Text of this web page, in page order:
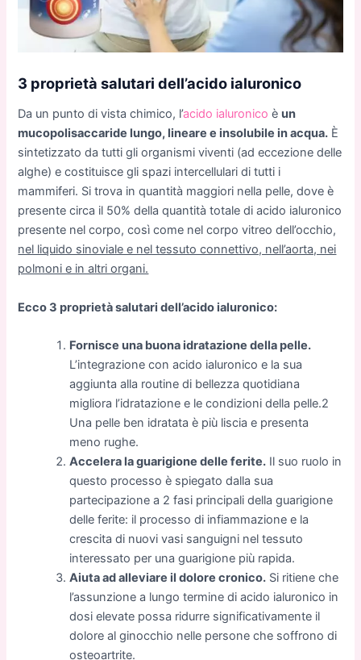
3 proprietà salutari dell’acido ialuronico
Da un punto di vista chimico, l’acido ialuronico è un
mucopolisaccaride lungo, lineare e insolubile in acqua. È
sintetizzato da tutti gli organismi viventi (ad eccezione delle
alghe) e costituisce gli spazi intercellulari di tutti i
mammiferi. Si trova in quantità maggiori nella pelle, dove è
presente circa il 50% della quantità totale di acido ialuronico
presente nel corpo, così come nel corpo vitreo dell’occhio,
nel liquido sinoviale e nel tessuto connettivo, nell’aorta, nei
polmoni e in altri organi.
Ecco 3 proprietà salutari dell’acido ialuronico:
Fornisce una buona idratazione della pelle.
L’integrazione con acido ialuronico e la sua
aggiunta alla routine di bellezza quotidiana
migliora l’idratazione e le condizioni della pelle.2
Una pelle ben idratata è più liscia e presenta
meno rughe.
Accelera la guarigione delle ferite. Il suo ruolo in
questo processo è spiegato dalla sua
partecipazione a 2 fasi principali della guarigione
delle ferite: il processo di infiammazione e la
crescita di nuovi vasi sanguigni nel tessuto
interessato per una guarigione più rapida.
Aiuta ad alleviare il dolore cronico. Si ritiene che
l’assunzione a lungo termine di acido ialuronico in
dosi elevate possa ridurre significativamente il
dolore al ginocchio nelle persone che soffrono di
osteoartrite.